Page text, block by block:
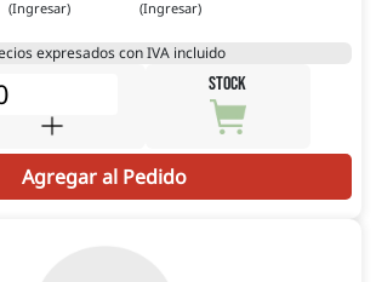
(Ingresar)
(Ingresar)
expresados con IVA incluido
STOCK
Agregar al Pedido